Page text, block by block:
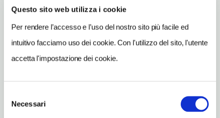
Questo sito web utilizza i cookie
Per rendere l’accesso e l’uso del nostro sito più facile ed
intuitivo facciamo uso dei cookie. Con l'utilizzo del sito, l'utente
accetta l'impostazione dei cookie.
delNecessari
932136031
TIPO DI CUCINA
METRO